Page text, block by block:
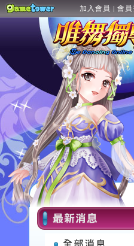
加入會員 | 會員